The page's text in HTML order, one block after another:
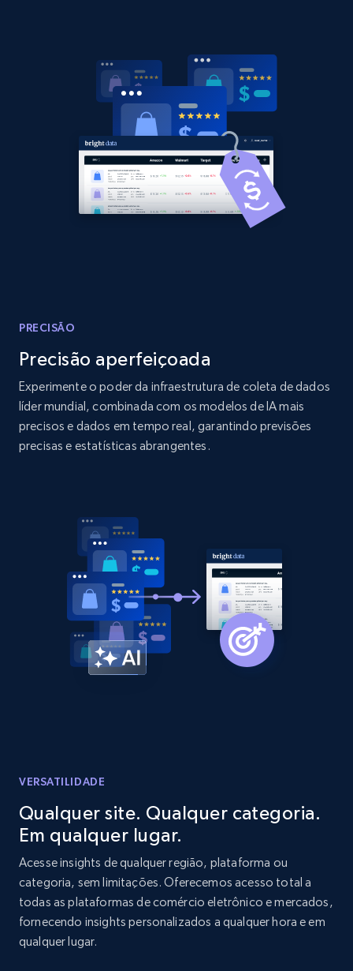
Home Depot US - Discovery products by
specific category URL
URL, Domain, Country code, Model number,
Sku, Product id, Product name, Manufacturer,
and more.
355+ Comece agora
more.
2.1K+ 375+ Comece agora
Amazon products global dataset - Collects
375+ Comece agora
Amazon products global dataset -
Collecting products by keyword search
Amazon products global dataset - Collects
products by best sellers category URL
Title, Seller name, Brand, Description, Initial
price, Currency, Availability, Reviews count, and
more.
PRECISÃO
Precisão aperfeiçoada
Experimente o poder da infraestrutura de coleta de dados
líder mundial, combinada com os modelos de IA mais
precisos e dados em tempo real, garantindo previsões
precisas e estatísticas abrangentes.
VERSATILIDADE
Qualquer site. Qualquer categoria.
Em qualquer lugar.
Acesse insights de qualquer região, plataforma ou
categoria, sem limitações. Oferecemos acesso total a
todas as plataformas de comércio eletrônico e mercados,
fornecendo insights personalizados a qualquer hora e em
qualquer lugar.